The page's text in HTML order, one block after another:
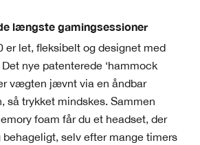
længste gamingsessioner
er let, fleksibelt og designet med
nye patenterede ‘hammock
vægten jævnt via en åndbar
så trykket mindskes. Sammen
foam får du et headset, der
selv efter mange timers